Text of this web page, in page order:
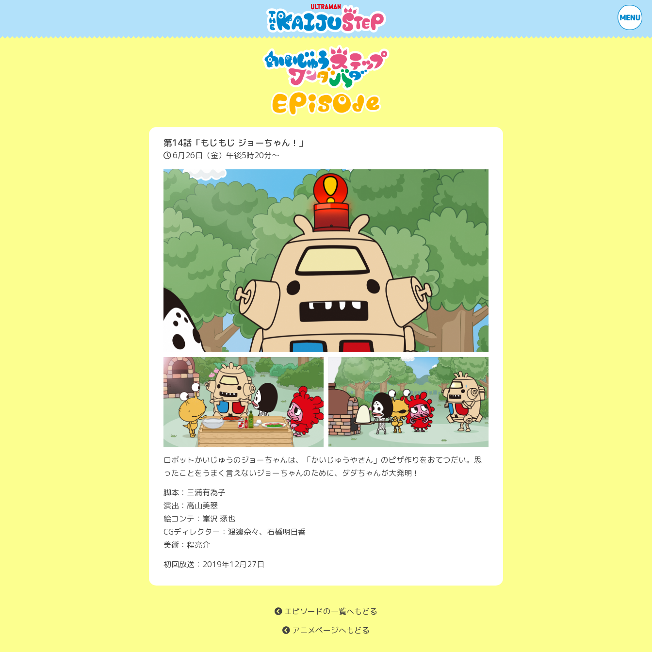
第14話 「もじもじ ジョーちゃん！」
6月26日（金）午後5時20分〜
ロボットかいじゅうのジョーちゃんは、「かいじゅうやさん」のピザ作りをおてつだい。思
ったことをうまく言えないジョーちゃんのために、ダダちゃんが大発明！
脚本：三浦有為子
演出：高山美翠
絵コンテ：峯沢 琢也
CGディレクター：渡邊奈々、石橋明日香
美術：程亮介
初回放送：2019年12月27日
エピソードの一覧へもどる
アニメページへもどる